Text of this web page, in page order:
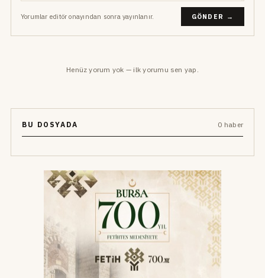
Yorumlar editör onayından sonra yayınlanır. GÖNDER →
Henüz yorum yok — ilk yorumu sen yap.
BU DOSYADA 0 haber